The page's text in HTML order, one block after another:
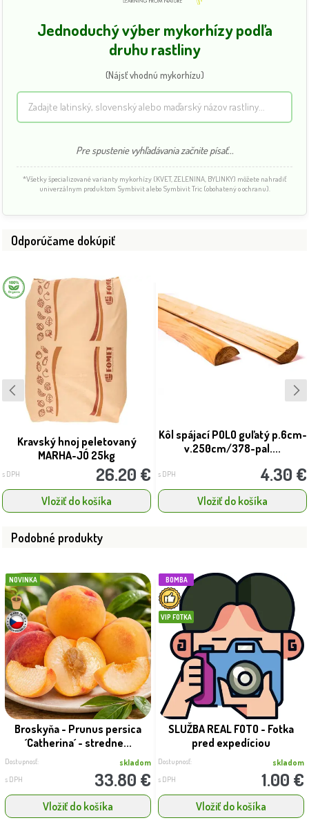
Jednoduchý výber mykorhízy podľa
druhu rastliny
(Nájsť vhodnú mykorhízu)
Pre spustenie vyhľadávania začnite písať...
*Všetky špecializované varianty mykorhízy (KVET, ZELENINA, BYLINKY) môžete nahradiť
univerzálnym produktom Symbivit alebo Symbivit Tric (obohatený o ochranu).
Odporúčame dokúpiť
Kravský hnoj peletovaný
MARHA-JÓ 25kg
s DPH 26.20 €
Vložiť do košíka
Kôl spájací POLO guľatý p.6cm-
v.250cm/378-pal....
s DPH 4.30 €
Vložiť do košíka
Podobné produkty
NOVINKA
Broskyňa - Prunus persica
´Catherina´ - stredne...
Dostupnosť: skladom
s DPH 33.80 €
Vložiť do košíka
BOMBA
VIP FOTKA
SLUŽBA REAL FOTO - Fotka
pred expedíciou
Dostupnosť: skladom
s DPH 1.00 €
Vložiť do košíka